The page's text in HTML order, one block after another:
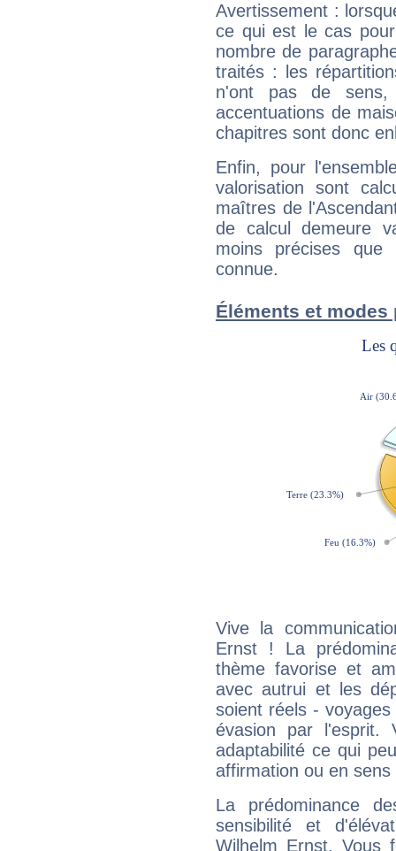
Avertissement :
ce qui est le cas
nombre de
traités : les
n'ont pas de sens,
accentuations de
chapitres sont donc
Enfin, pour
valorisation sont
maîtres de
de calcul demeure
moins précises que
connue.
Éléments et
Vive la
Ernst ! La
thème favorise et
avec autrui et les
soient réels -
évasion par l'esprit.
adaptabilité ce qui
affirmation ou en
La prédominance
sensibilité et
Wilhelm Ernst.